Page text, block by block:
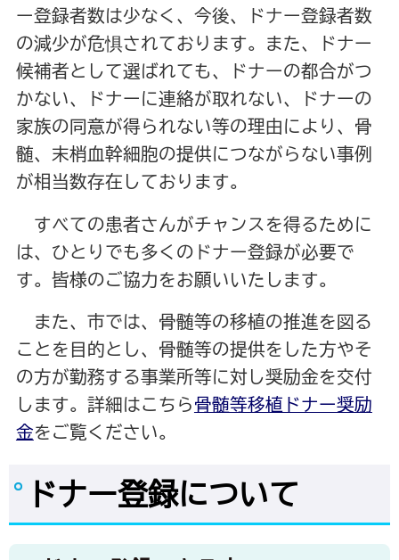
ー登録者数は少なく、今後、ドナー登録者数
の減少が危惧されております。また、ドナー
候補者として選ばれても、ドナーの都合がつ
かない、ドナーに連絡が取れない、ドナーの
家族の同意が得られない等の理由により、骨
髄、末梢血幹細胞の提供につながらない事例
が相当数存在しております。
すべての患者さんがチャンスを得るために
は、ひとりでも多くのドナー登録が必要で
す。皆様のご協力をお願いいたします。
また、市では、骨髄等の移植の推進を図る
ことを目的とし、骨髄等の提供をした方やそ
の方が勤務する事業所等に対し奨励金を交付
します。詳細はこちら 骨髄等移植ドナー奨励
金をご覧ください。
ドナー登録について